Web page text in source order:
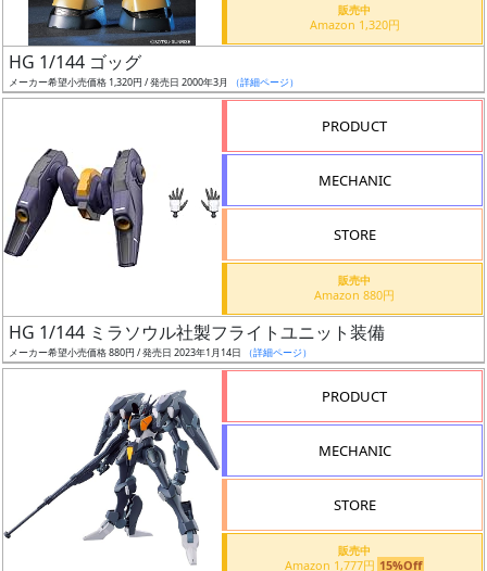
況
売
む
開
始
抽
選
活
販売中
Amazon 1,320円
HG 1/144 ゴッグ
メーカー希望小売価格 1,320円 / 発売日 2000年3月 （詳細ページ）
PRODUCT
MECHANIC
STORE
販売中
Amazon 880円
HG 1/144 ミラソウル社製フライトユニット装備
メーカー希望小売価格 880円 / 発売日 2023年1月14日 （詳細ページ）
PRODUCT
MECHANIC
STORE
販売中
Amazon 1,777円 15%Off